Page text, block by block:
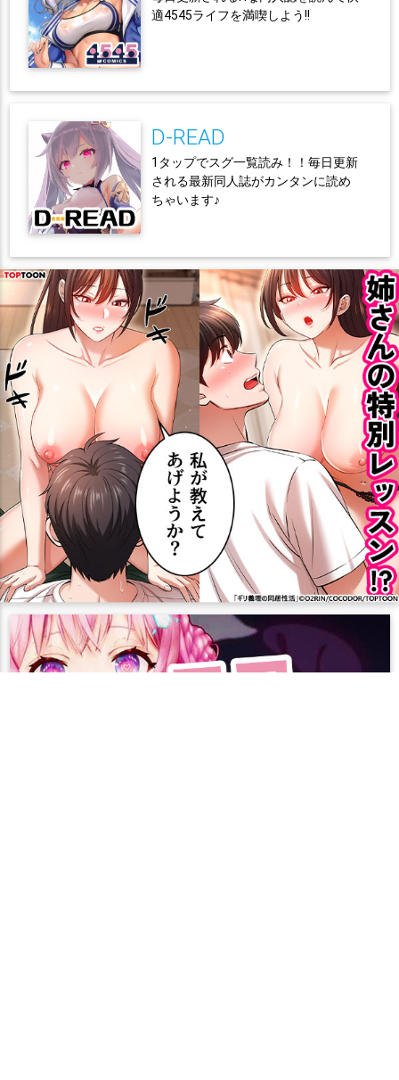
適4545ライフを満喫しよう!!
D-READ
1タップでスグ一覧読み！！毎日更新
される最新同人誌がカンタンに読め
ちゃいます♪